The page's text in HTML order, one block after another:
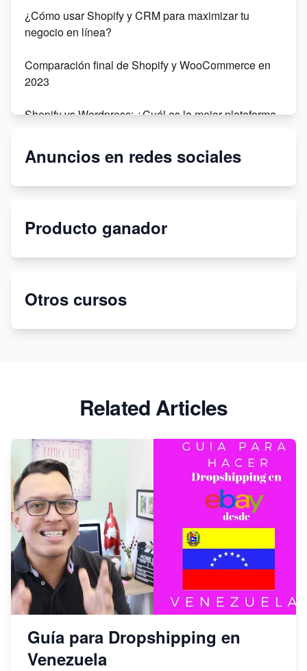
¿Cómo usar Shopify y CRM para maximizar tu
negocio en línea?
Comparación final de Shopify y WooCommerce en
2023
Shopify vs Wordpress: ¿Cuál es la mejor plataforma
Dropshipping: Sophie Fai vs Amazon - ¿Cuál es la
impresión bajo demanda
Anuncios en redes sociales
Producto ganador
Otros cursos
Related Articles
Guía para Dropshipping en
Venezuela